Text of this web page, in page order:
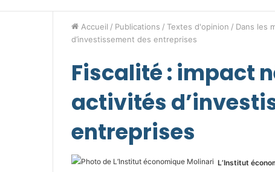
Accueil / Publications / Textes d'opinion / Dans les
d’investissement des entreprises
Fiscalité : impact
activités
entreprises
L’Institut